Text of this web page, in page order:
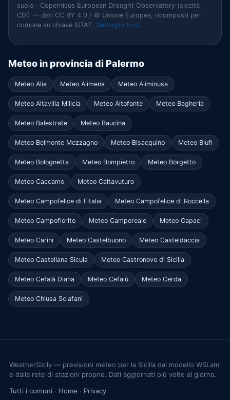
suolo · Copernicus European Drought Observatory (siccità
CDI) — dati CC BY 4.0 / © Unione Europea, ricomposti per
comune su chiave ISTAT. Dettaglio fonti.
Meteo in provincia di Palermo
Meteo Alia Meteo Alimena Meteo Aliminusa
Meteo Altavilla Milicia Meteo Altofonte Meteo Bagheria
Meteo Balestrate Meteo Baucina
Meteo Belmonte Mezzagno Meteo Bisacquino Meteo Blufi
Meteo Bolognetta Meteo Bompietro Meteo Borgetto
Meteo Caccamo Meteo Caltavuturo
Meteo Campofelice di Fitalia Meteo Campofelice di Roccella
Meteo Campofiorito Meteo Camporeale Meteo Capaci
Meteo Carini Meteo Castelbuono Meteo Casteldaccia
Meteo Castellana Sicula Meteo Castronovo di Sicilia
Meteo Cefalà Diana Meteo Cefalù Meteo Cerda
Meteo Chiusa Sclafani
WeatherSicily — previsioni meteo per la Sicilia dal modello WSLam
e dalla rete di stazioni proprie. Dati aggiornati più volte al giorno.
Tutti i comuni · Home · Privacy